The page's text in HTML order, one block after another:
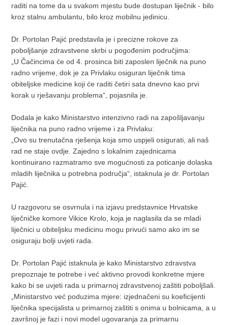
raditi na tome da u svakom mjestu bude dostupan liječnik - bilo
kroz stalnu ambulantu, bilo kroz mobilnu jedinicu.
Dr. Portolan Pajić predstavila je i precizne rokove za
poboljšanje zdravstvene skrbi u pogođenim područjima:
„U Čačincima će od 4. prosinca biti zaposlen liječnik na puno
radno vrijeme, dok je za Privlaku osiguran liječnik tima
obiteljske medicine koji će raditi četiri sata dnevno kao prvi
korak u rješavanju problema“, pojasnila je.
Dodala je kako Ministarstvo intenzivno radi na zapošljavanju
liječnika na puno radno vrijeme i za Privlaku:
„Ovo su trenutačna rješenja koja smo uspjeli osigurati, ali naš
rad ne staje ovdje. Zajedno s lokalnim zajednicama
kontinuirano razmatramo sve mogućnosti za poticanje dolaska
mladih liječnika u potrebna područja“, istaknula je dr. Portolan
Pajić.
U razgovoru se osvrnula i na izjavu predstavnice Hrvatske
liječničke komore Vikice Krolo, koja je naglasila da se mladi
liječnici u obiteljsku medicinu mogu privući samo ako im se
osiguraju bolji uvjeti rada.
Dr. Portolan Pajić istaknula je kako Ministarstvo zdravstva
prepoznaje te potrebe i već aktivno provodi konkretne mjere
kako bi se uvjeti rada u primarnoj zdravstvenoj zaštiti poboljšali.
„Ministarstvo već poduzima mjere: izjednačeni su koeficijenti
liječnika specijalista u primarnoj zaštiti s onima u bolnicama, a u
završnoj je fazi i novi model ugovaranja za primarnu